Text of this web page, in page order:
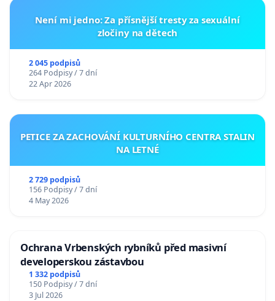
Není mi jedno: Za přísnější tresty za sexuální
zločiny na dětech
2 045 podpisů
264 Podpisy / 7 dní
22 Apr 2026
PETICE ZA ZACHOVÁNÍ KULTURNÍHO CENTRA STALIN
NA LETNÉ
2 729 podpisů
156 Podpisy / 7 dní
4 May 2026
Ochrana Vrbenských rybníků před masivní
developerskou zástavbou
1 332 podpisů
150 Podpisy / 7 dní
3 Jul 2026